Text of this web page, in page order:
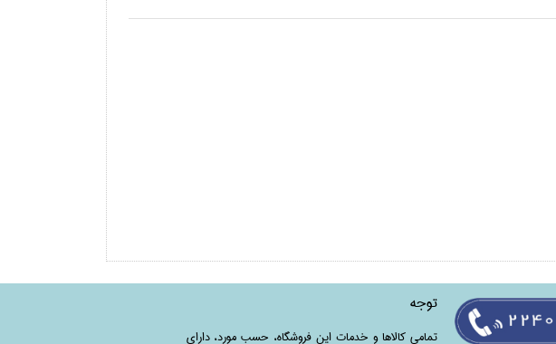
توجه
تمامی‌ کالاها و خدمات این فروشگاه، حسب مورد،‌ دارای